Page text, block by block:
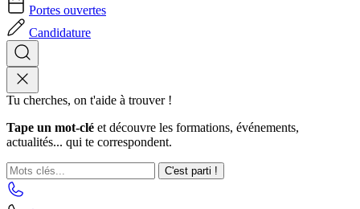
Portes ouvertes
Candidature
Tu cherches, on t'aide à trouver !
Tape un mot-clé et découvre les formations, événements,
actualités... qui te correspondent.
C'est parti !